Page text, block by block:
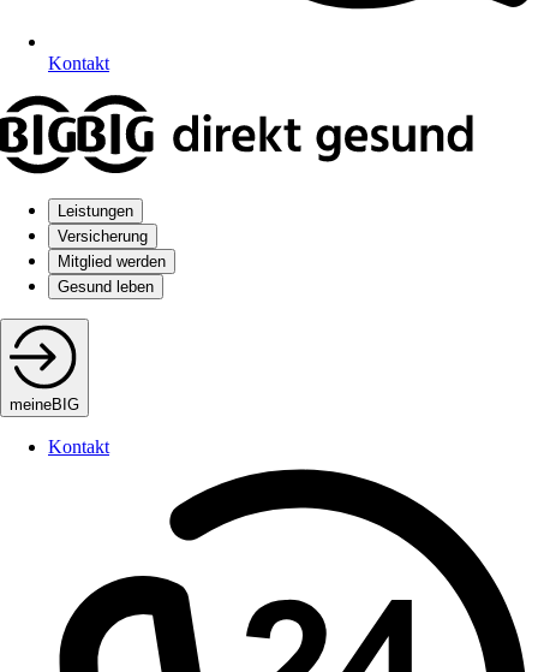
Kontakt
Leistungen
Versicherung
Mitglied werden
Gesund leben
meineBIG
Kontakt